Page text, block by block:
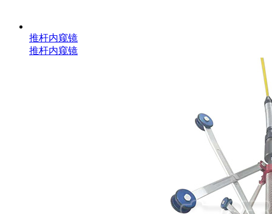
推杆内窥镜
推杆内窥镜